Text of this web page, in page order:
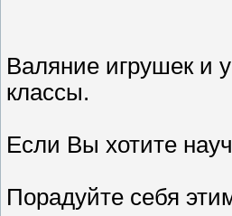
Валяние игрушек и
классы.
Если Вы хотите
Порадуйте себя